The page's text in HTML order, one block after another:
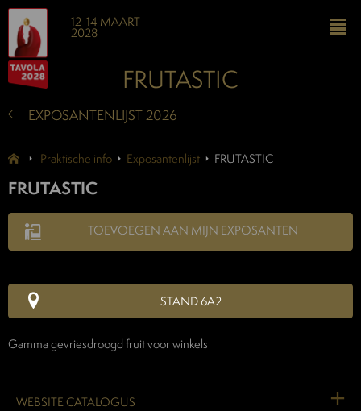
12-14 MAART
2028
FRUTASTIC
EXPOSANTENLIJST 2026
Praktische info Exposantenlijst FRUTASTIC
FRUTASTIC
TOEVOEGEN AAN MIJN EXPOSANTEN
STAND 6A2
Gamma gevriesdroogd fruit voor winkels
WEBSITE CATALOGUS